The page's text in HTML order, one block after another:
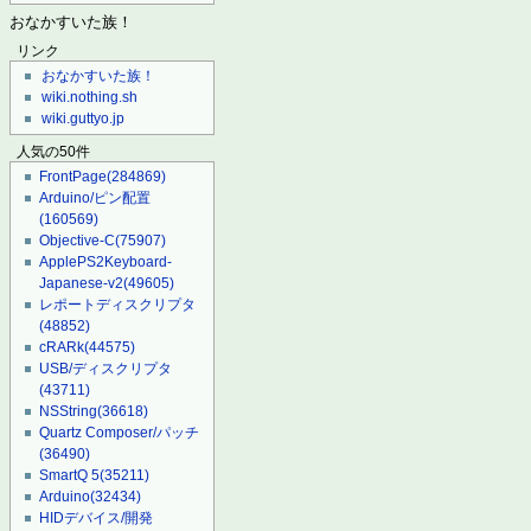
おなかすいた族！
リンク
おなかすいた族！
wiki.nothing.sh
wiki.guttyo.jp
人気の50件
FrontPage(284869)
Arduino/ピン配置
(160569)
Objective-C(75907)
ApplePS2Keyboard-
Japanese-v2(49605)
レポートディスクリプタ
(48852)
cRARk(44575)
USB/ディスクリプタ
(43711)
NSString(36618)
Quartz Composer/パッチ
(36490)
SmartQ 5(35211)
Arduino(32434)
HIDデバイス/開発